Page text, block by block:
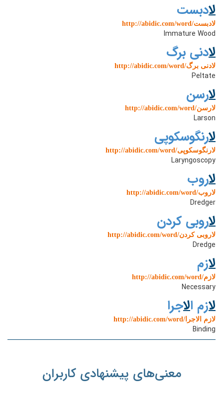
لادبست
http://abidic.com/word/لادبست
Immature Wood
لادنی برگ
http://abidic.com/word/لادنی برگ
Peltate
لارسن
http://abidic.com/word/لارسن
Larson
لارنگوسکوپی
http://abidic.com/word/لارنگوسکوپی
Laryngoscopy
لاروب
http://abidic.com/word/لاروب
Dredger
لاروبی کردن
http://abidic.com/word/لاروبی کردن
Dredge
لازم
http://abidic.com/word/لازم
Necessary
لازم الاجرا
http://abidic.com/word/لازم الاجرا
Binding
معنی‌های پیشنهادی کاربران